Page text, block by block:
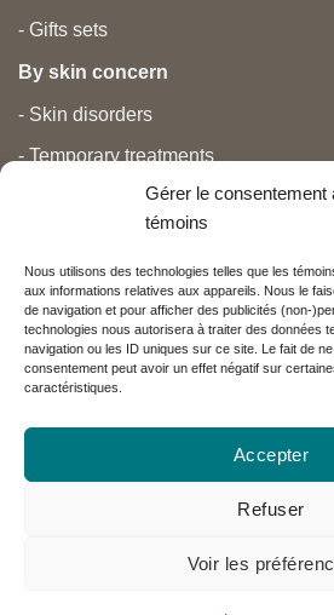
Gérer le consentement
témoins
Nous utilisons des technologies telles que les
aux informations relatives aux appareils. Nous le
de navigation et pour afficher des publicités (non-
technologies nous autorisera à traiter des données
navigation ou les ID uniques sur ce site. Le fait de
consentement peut avoir un effet négatif sur
caractéristiques.
Accepter
Refuser
Voir les
- Gifts sets
By skin concern
- Skin disorders
- Temporary treatments
- Pregnancy and newborns
- Anti aging and beauty
Nos partenaires